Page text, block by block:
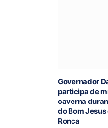
Governador
participa de
caverna
do Bom Jesus
Ronca